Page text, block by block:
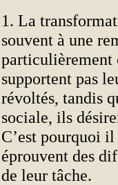
1. La
souvent à une
particulièrement
supportent pas
révoltés, tandis
sociale, ils
C’est pourquoi il
éprouvent des
de leur tâche.